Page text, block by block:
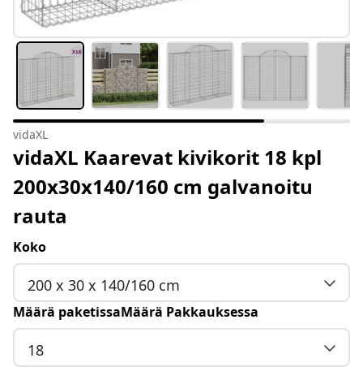
vidaXL
vidaXL Kaarevat kivikorit 18 kpl
200x30x140/160 cm galvanoitu
rauta
Koko
200 x 30 x 140/160 cm
Määrä paketissaMäärä Pakkauksessa
18